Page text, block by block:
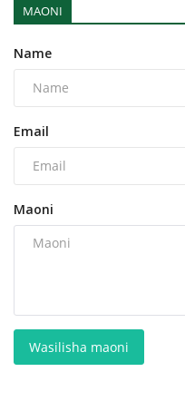
MAONI
Name
Email
Maoni
Wasilisha maoni